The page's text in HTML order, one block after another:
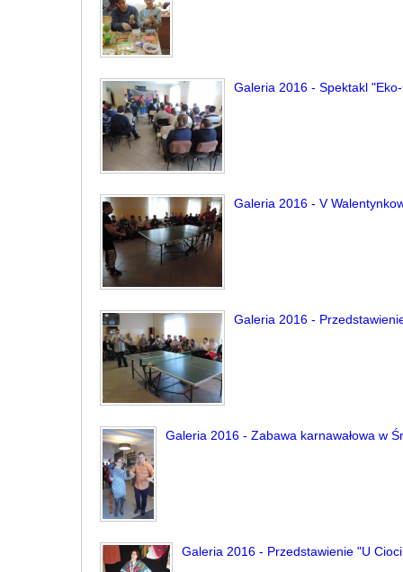
Galeria 2016 - Spektakl
Galeria 2016 - V
Galeria 2016 -
Galeria 2016 - Zabawa karnawałowa w
Galeria 2016 - Przedstawienie "U